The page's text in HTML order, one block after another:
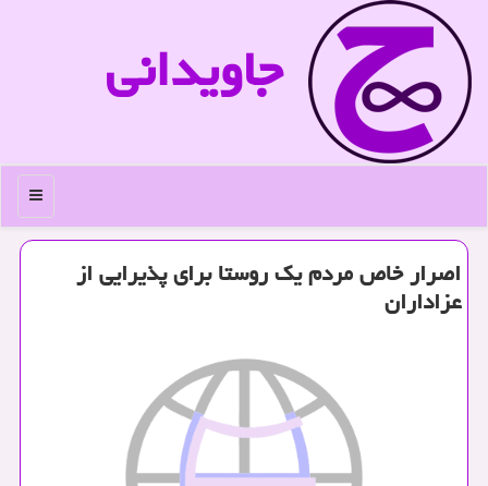
جاویدانی
منو
اصرار خاص مردم یك روستا برای پذیرایی از
عزاداران